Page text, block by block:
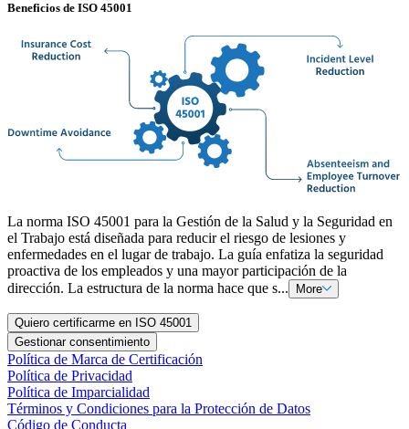
Beneficios de ISO 45001
La norma ISO 45001 para la Gestión de la Salud y la Seguridad en
el Trabajo está diseñada para reducir el riesgo de lesiones y
enfermedades en el lugar de trabajo. La guía enfatiza la seguridad
proactiva de los empleados y una mayor participación de la
dirección. La estructura de la norma hace que s...
More
Quiero certificarme en ISO 45001
Gestionar consentimiento
Política de Marca de Certificación
Política de Privacidad
Política de Imparcialidad
Términos y Condiciones para la Protección de Datos
Código de Conducta